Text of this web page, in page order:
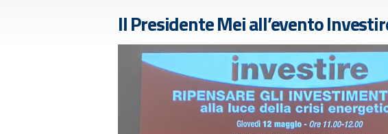
Il Presidente Mei all’evento